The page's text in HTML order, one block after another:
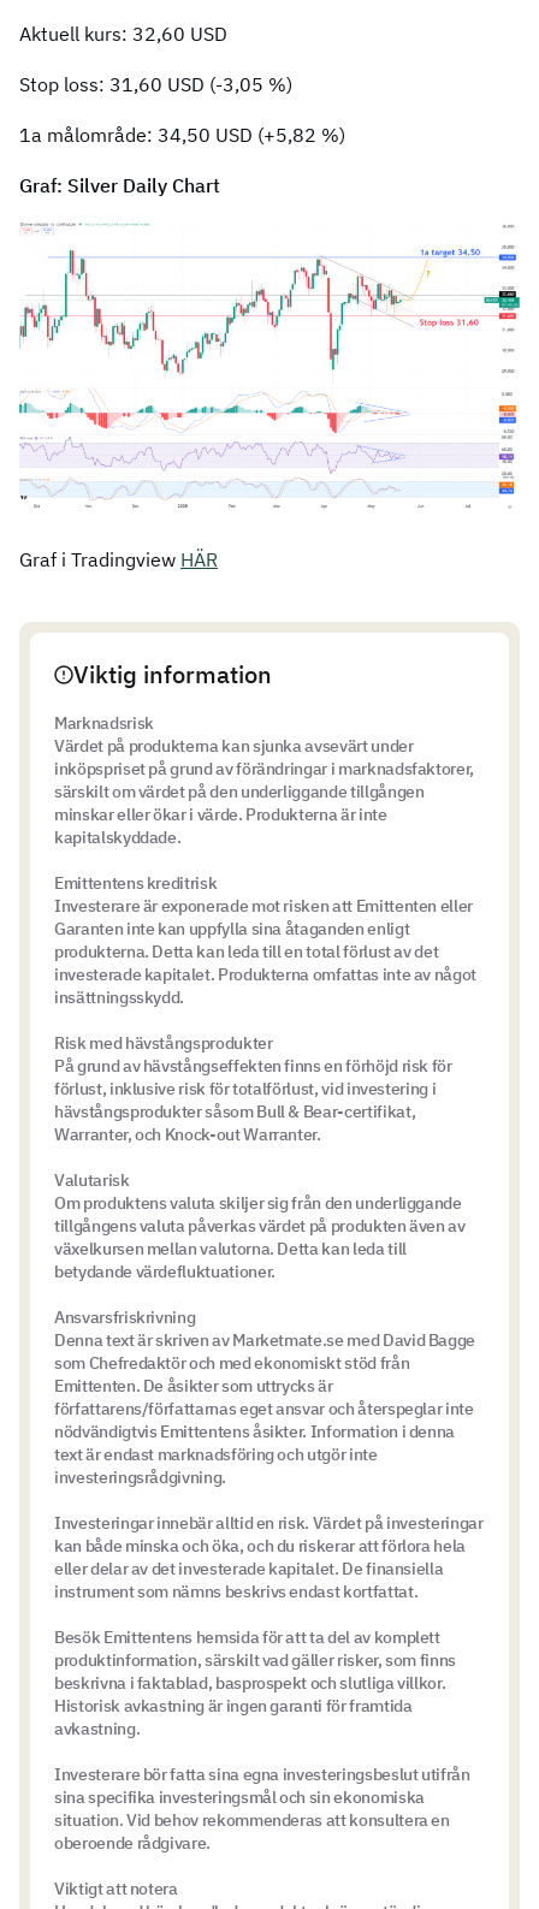
Aktuell kurs: 32,60 USD
Stop loss: 31,60 USD (-3,05 %)
1a målområde: 34,50 USD (+5,82 %)
Graf: Silver Daily Chart
Graf i Tradingview HÄR
Viktig information
Marknadsrisk
Värdet på produkterna kan sjunka avsevärt under
inköpspriset på grund av förändringar i marknadsfaktorer,
särskilt om värdet på den underliggande tillgången
minskar eller ökar i värde. Produkterna är inte
kapitalskyddade.
Emittentens kreditrisk
Investerare är exponerade mot risken att Emittenten eller
Garanten inte kan uppfylla sina åtaganden enligt
produkterna. Detta kan leda till en total förlust av det
investerade kapitalet. Produkterna omfattas inte av något
insättningsskydd.
Risk med hävstångsprodukter
På grund av hävstångseffekten finns en förhöjd risk för
förlust, inklusive risk för totalförlust, vid investering i
hävstångsprodukter såsom Bull & Bear-certifikat,
Warranter, och Knock-out Warranter.
Valutarisk
Om produktens valuta skiljer sig från den underliggande
tillgångens valuta påverkas värdet på produkten även av
växelkursen mellan valutorna. Detta kan leda till
betydande värdefluktuationer.
Ansvarsfriskrivning
Denna text är skriven av Marketmate.se med David Bagge
som Chefredaktör och med ekonomiskt stöd från
Emittenten. De åsikter som uttrycks är
författarens/författarnas eget ansvar och återspeglar inte
nödvändigtvis Emittentens åsikter. Information i denna
text är endast marknadsföring och utgör inte
investeringsrådgivning.
Investeringar innebär alltid en risk. Värdet på investeringar
kan både minska och öka, och du riskerar att förlora hela
eller delar av det investerade kapitalet. De finansiella
instrument som nämns beskrivs endast kortfattat.
Besök Emittentens hemsida för att ta del av komplett
produktinformation, särskilt vad gäller risker, som finns
beskrivna i faktablad, basprospekt och slutliga villkor.
Historisk avkastning är ingen garanti för framtida
avkastning.
Investerare bör fatta sina egna investeringsbeslut utifrån
sina specifika investeringsmål och sin ekonomiska
situation. Vid behov rekommenderas att konsultera en
oberoende rådgivare.
Viktigt att notera